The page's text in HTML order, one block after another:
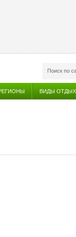
Поиск по
ВИДЫ